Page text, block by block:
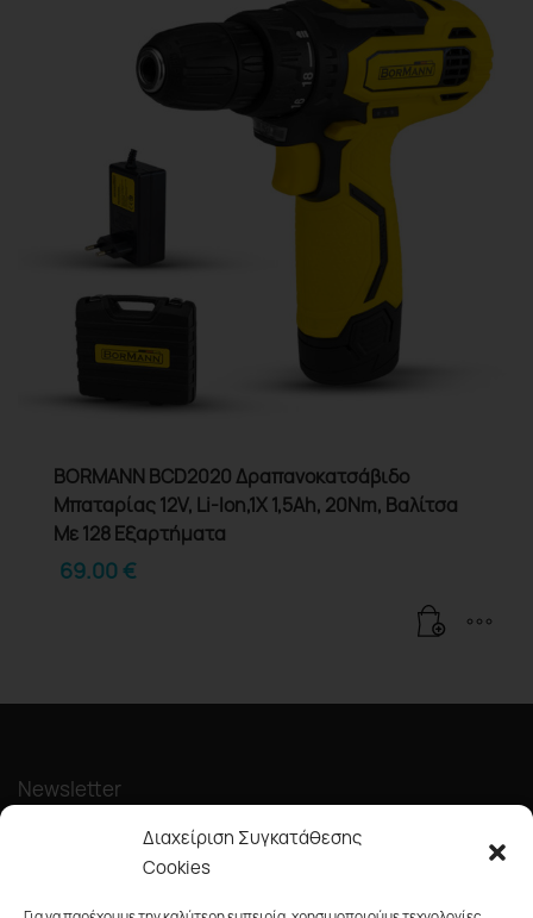
Διαχείριση Συγκατάθεσης
Cookies
BORMANN BCD2020 Δραπανοκατσάβιδο
Μπαταρίας 12V, Li-Ion,1X 1,5Ah, 20Nm, Βαλίτσα
Με 128 Εξαρτήματα
69.00€
Newsletter